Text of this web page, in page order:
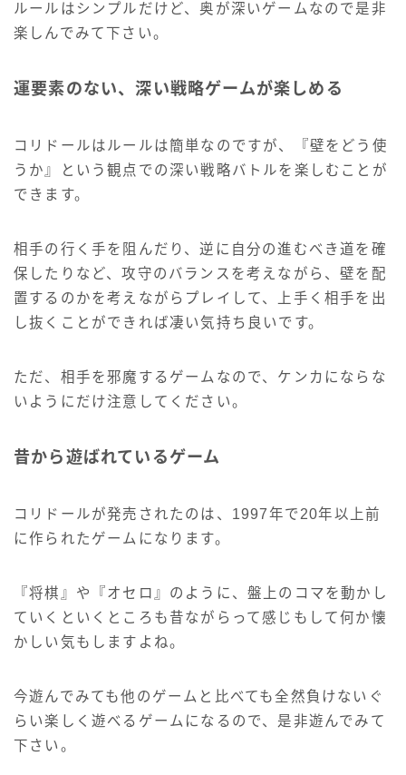
ルールはシンプルだけど、奥が深いゲームなので是非
楽しんでみて下さい。
運要素のない、深い戦略ゲームが楽しめる
コリドールはルールは簡単なのですが、『壁をどう使
うか』という観点での深い戦略バトルを楽しむことが
できます。
相手の行く手を阻んだり、逆に自分の進むべき道を確
保したりなど、攻守のバランスを考えながら、壁を配
置するのかを考えながらプレイして、上手く相手を出
し抜くことができれば凄い気持ち良いです。
ただ、相手を邪魔するゲームなので、ケンカにならな
いようにだけ注意してください。
昔から遊ばれているゲーム
コリドールが発売されたのは、1997年で20年以上前
に作られたゲームになります。
『将棋』や『オセロ』のように、盤上のコマを動かし
ていくといくところも昔ながらって感じもして何か懐
かしい気もしますよね。
今遊んでみても他のゲームと比べても全然負けないぐ
らい楽しく遊べるゲームになるので、是非遊んでみて
下さい。